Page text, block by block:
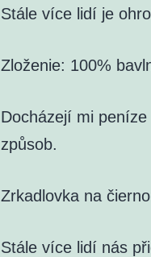
Stále více lidí je
Zloženie: 100%
Docházejí mi
způsob.
Zrkadlovka na
Stále více lidí nás